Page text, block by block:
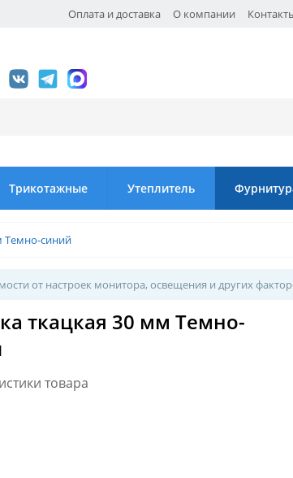
Оплата и доставка О компании
Трикотажные Утеплитель
Темно-синий
от настроек монитора, освещения и других
ткацкая 30 мм Темно-
товара